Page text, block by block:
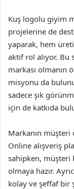
Kuş logolu giyim
projelerine de
yaparak, hem
aktif rol alıyor. Bu
markası olmanın
misyonu da
sadece şık
için de katkıda
Markanın müşteri
Online alışveriş
sahipken, müşteri
olmaya hazır.
kolay ve şeffaf bir